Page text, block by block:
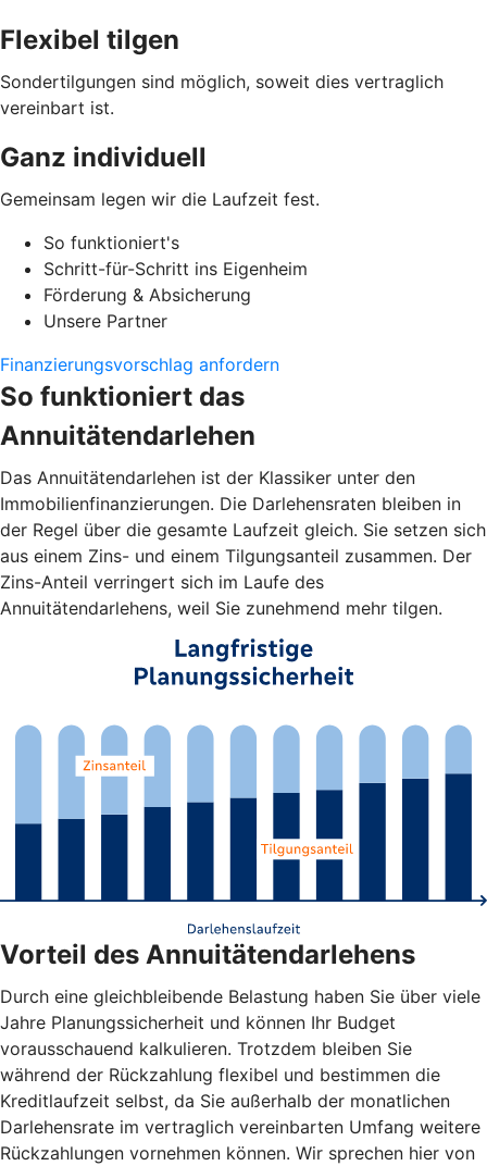
Flexibel tilgen
Sondertilgungen sind möglich, soweit dies vertraglich
vereinbart ist.
Ganz individuell
Gemeinsam legen wir die Laufzeit fest.
So funktioniert's
Schritt-für-Schritt ins Eigenheim
Förderung & Absicherung
Unsere Partner
Finanzierungsvorschlag anfordern
So funktioniert das
Annuitätendarlehen
Das Annuitätendarlehen ist der Klassiker unter den
Immobilienfinanzierungen. Die Darlehensraten bleiben in
der Regel über die gesamte Laufzeit gleich. Sie setzen sich
aus einem Zins- und einem Tilgungsanteil zusammen. Der
Zins-Anteil verringert sich im Laufe des
Annuitätendarlehens, weil Sie zunehmend mehr tilgen.
Vorteil des Annuitätendarlehens
Durch eine gleichbleibende Belastung haben Sie über viele
Jahre Planungssicherheit und können Ihr Budget
vorausschauend kalkulieren. Trotzdem bleiben Sie
während der Rückzahlung flexibel und bestimmen die
Kreditlaufzeit selbst, da Sie außerhalb der monatlichen
Darlehensrate im vertraglich vereinbarten Umfang weitere
Rückzahlungen vornehmen können. Wir sprechen hier von